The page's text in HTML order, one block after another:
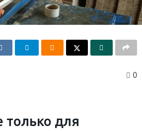
0
только для